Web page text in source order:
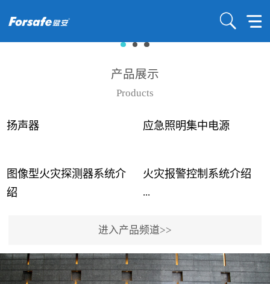
产品展示
Products
扬声器 应急照明集中电源
图像型火灾探测器系统介
绍
...
事故频发，传统的火灾探
测方法已无法满足要求。
火灾报警控制系统介绍
...
用了具有仲裁机制和冗余
校验的总线传输技术、线
进入产品频道>>